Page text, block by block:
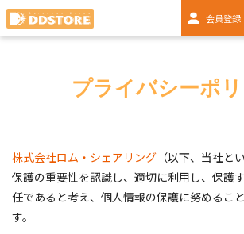
会員登録
プライバシーポ
株式会社ロム・シェアリング （以下、当社と
保護の重要性を認識し、適切に利用し、保護
任であると考え、個人情報の保護に努めるこ
す。